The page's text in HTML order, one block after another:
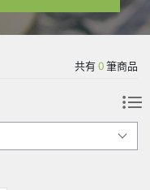
共有0筆商品